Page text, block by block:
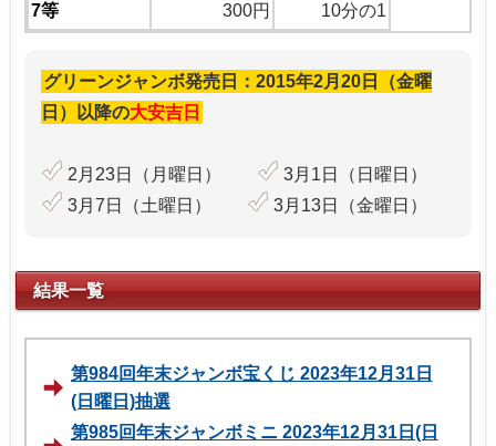
7等
300円 10分の1
グリーンジャンボ発売日：2015年2月20日（金曜
日）以降の大安吉日
2月23日（月曜日）
3月1日（日曜日）
3月7日（土曜日）
3月13日（金曜日）
結果一覧
第984回年末ジャンボ宝くじ 2023年12月31日
(日曜日)抽選
第985回年末ジャンボミニ 2023年12月31日(日